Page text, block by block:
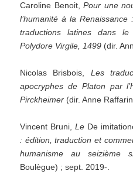
Caroline Benoit,Pour une
l’humanité à la
traductions latines dans le
Polydore Virgile, 1499 (dir.
Nicolas Brisbois,
Les
apocryphes de Platon par
Pirckheimer (dir. Anne
Vincent Bruni,Le De
: édition, traduction et
humanisme au seizième
Boulègue) ; sept. 2019-.